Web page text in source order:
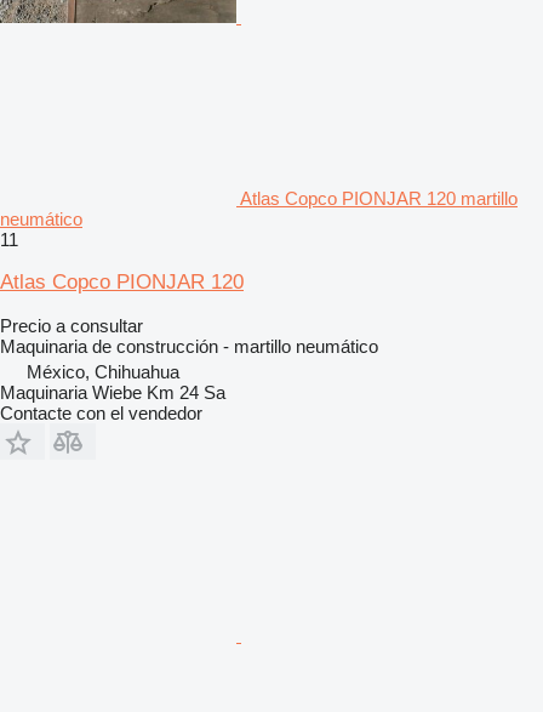
Atlas Copco PIONJAR 120 martillo
neumático
11
Atlas Copco PIONJAR 120
Precio a consultar
Maquinaria de construcción - martillo neumático
México, Chihuahua
Maquinaria Wiebe Km 24 Sa
Contacte con el vendedor